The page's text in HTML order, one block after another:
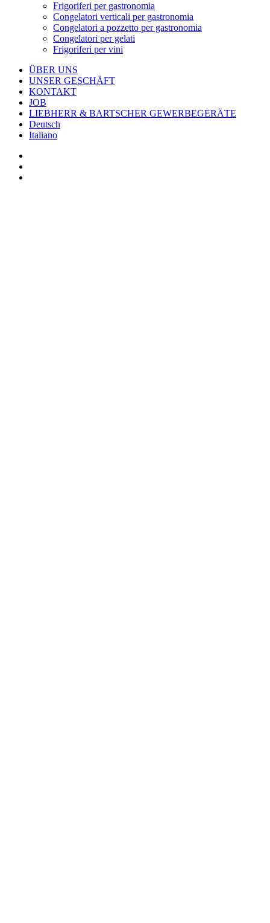
Frigoriferi per gastronomia
Congelatori verticali per gastronomia
Congelatori a pozzetto per gastronomia
Congelatori per gelati
Frigoriferi per vini
ÜBER UNS
UNSER GESCHÄFT
KONTAKT
JOB
LIEBHERR & BARTSCHER GEWERBEGERÄTE
Deutsch
Italiano